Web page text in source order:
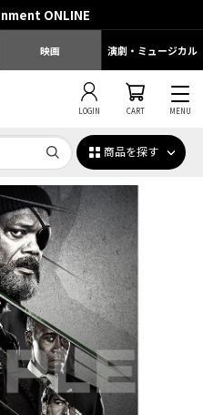
ONLINE
映画 演劇・ミュージカル
LOGIN CART MENU
商品を探す